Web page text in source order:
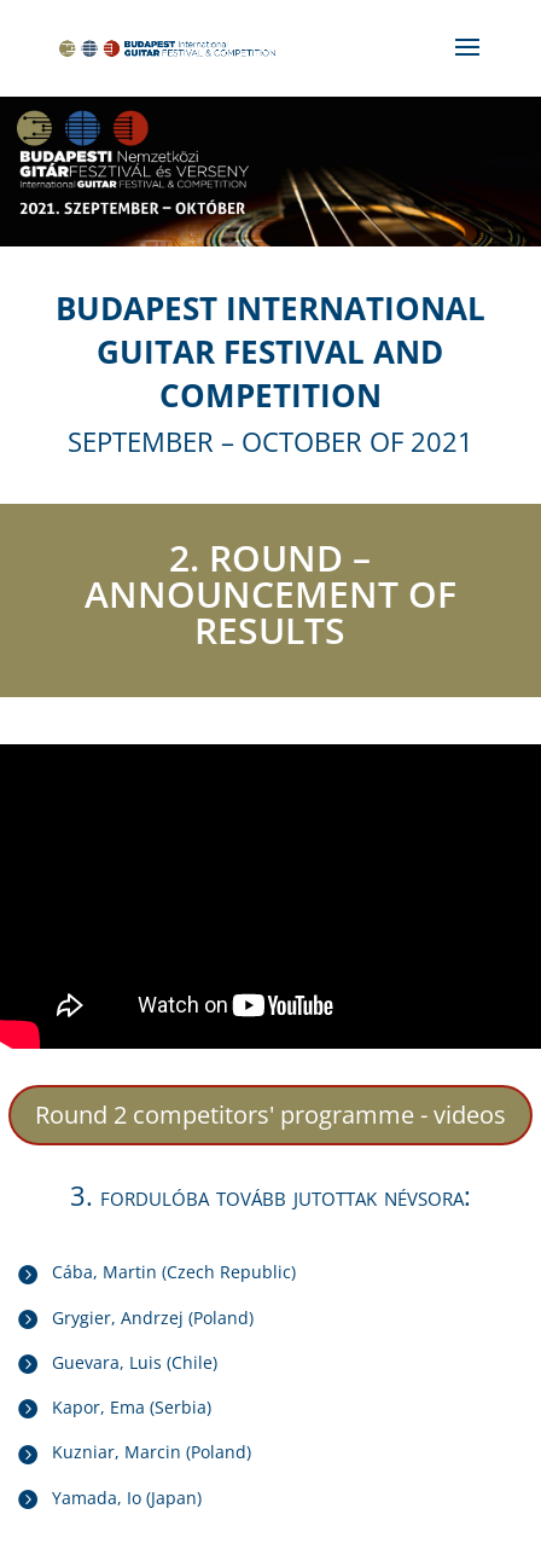
BUDAPEST INTERNATIONAL
GUITAR FESTIVAL AND
COMPETITION
SEPTEMBER – OCTOBER OF 2021
2. ROUND –
ANNOUNCEMENT OF
RESULTS
Round 2 competitors' programme - videos
3. fordulóba tovább jutottak névsora:
Cába, Martin (Czech Republic)
Grygier, Andrzej (Poland)
Guevara, Luis (Chile)
Kapor, Ema (Serbia)
Kuzniar, Marcin (Poland)
Yamada, Io (Japan)